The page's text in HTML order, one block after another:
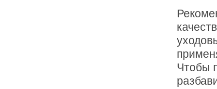
Чтобы